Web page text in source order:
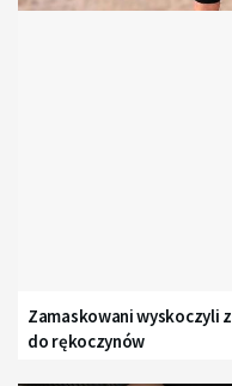
Zamaskowani wyskoczyli
do rękoczynów